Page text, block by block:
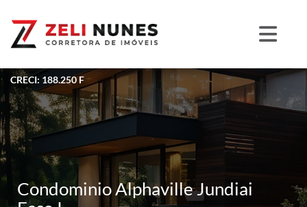
CRECI: 188.250 F
Condominio Alphaville Jundiai